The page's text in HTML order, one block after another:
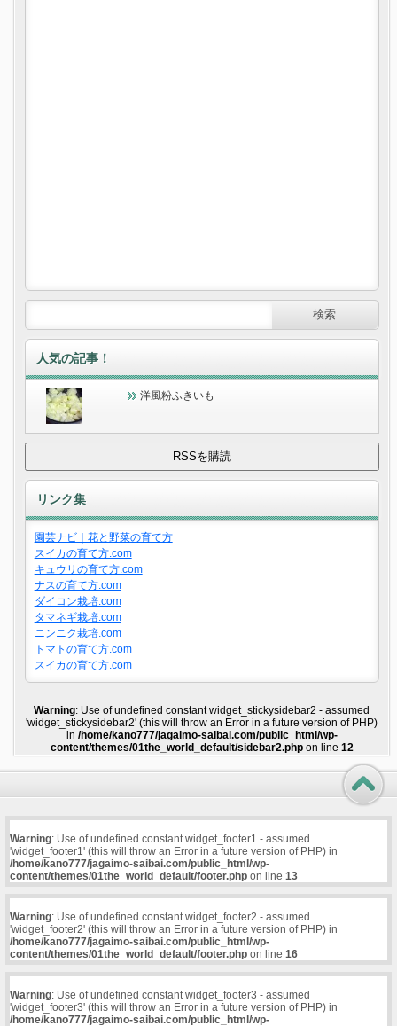
人気の記事！
洋風粉ふきいも
リンク集
園芸ナビ｜花と野菜の育て方
スイカの育て方.com
キュウリの育て方.com
ナスの育て方.com
ダイコン栽培.com
タマネギ栽培.com
ニンニク栽培.com
トマトの育て方.com
スイカの育て方.com
Warning: Use of undefined constant widget_stickysidebar2 - assumed
'widget_stickysidebar2' (this will throw an Error in a future version of PHP)
in /home/kano777/jagaimo-saibai.com/public_html/wp-
content/themes/01the_world_default/sidebar2.phpon line 12
Warning: Use of undefined constant widget_footer1 - assumed
'widget_footer1' (this will throw an Error in a future version of PHP) in
/home/kano777/jagaimo-saibai.com/public_html/wp-
content/themes/01the_world_default/footer.phpon line 13
Warning: Use of undefined constant widget_footer2 - assumed
'widget_footer2' (this will throw an Error in a future version of PHP) in
/home/kano777/jagaimo-saibai.com/public_html/wp-
content/themes/01the_world_default/footer.phpon line 16
Warning: Use of undefined constant widget_footer3 - assumed
'widget_footer3' (this will throw an Error in a future version of PHP) in
/home/kano777/jagaimo-saibai.com/public_html/wp-